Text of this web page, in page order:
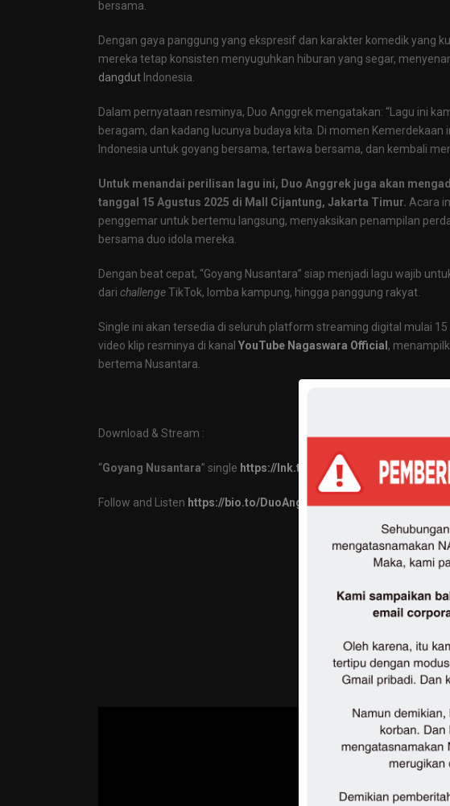
bersama.
Dengan gaya panggung yang ekspresif dan karakter komedik yang
mereka tetap konsisten menyuguhkan hiburan yang segar,
dangdut Indonesia.
Dalam pernyataan resminya, Duo Anggrek mengatakan: “Lagu ini
beragam, dan kadang lucunya budaya kita. Di momen
Indonesia untuk goyang bersama, tertawa bersama, dan kembali
Untuk menandai perilisan lagu ini, Duo Anggrek juga akan
tanggal 15 Agustus 2025 di Mall Cijantung, Jakarta Timur. Acara
penggemar untuk bertemu langsung, menyaksikan penampilan
bersama duo idola mereka.
Dengan beat cepat, “Goyang Nusantara” siap menjadi lagu wajib
dari challengeTikTok, lomba kampung, hingga panggung rakyat.
Single ini akan tersedia di seluruh platform streaming digital mulai
video klip resminya di kanal YouTube Nagaswara Official ,
bertema Nusantara.
Download & Stream :
“Goyang Nusantara” single https://lnk.to/GoyangNusantara
Follow and Listen https://bio.to/DuoAnggrek